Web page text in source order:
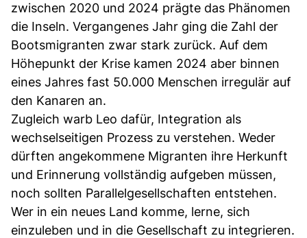
zwischen 2020 und 2024 prägte das Phänomen
die Inseln. Vergangenes Jahr ging die Zahl der
Bootsmigranten zwar stark zurück. Auf dem
Höhepunkt der Krise kamen 2024 aber binnen
eines Jahres fast 50.000 Menschen irregulär auf
den Kanaren an.
Zugleich warb Leo dafür, Integration als
wechselseitigen Prozess zu verstehen. Weder
dürften angekommene Migranten ihre Herkunft
und Erinnerung vollständig aufgeben müssen,
noch sollten Parallelgesellschaften entstehen.
Wer in ein neues Land komme, lerne, sich
einzuleben und in die Gesellschaft zu integrieren.